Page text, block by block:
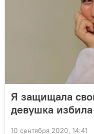
Я защищала
девушка
10 сентября 2020, 14:41